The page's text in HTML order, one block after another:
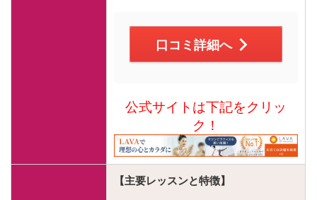
口コミ詳細へ
公式サイトは下記をクリッ
ク！
【主要レッスンと特徴】